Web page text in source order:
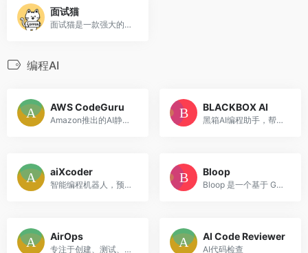
面试猫
面试猫是一款强大的AI面试助手，支持实时语音识别、图片识别、智能辅助回答、多语言面试。全平台适用，助你轻松拿Offer。
编程AI
AWS CodeGuru
Amazon推出的AI静态应用程序安全测试（SAST）工具
BLACKBOX AI
黑箱AI编程助手，帮助程序员更快地创建更优质的代码
aiXcoder
智能编程机器人，预测程序员的意图，并自动完成“下一段代码”，支持多种编程语言。
Bloop
Bloop 是一个基于 GPT-4 的代码搜索引擎，旨在帮助开发人员更高效地查找代码、标识符、路径和存储库。
AirOps
专注于创建、测试、部署和扩展 AI 应用程序的平台
AI Code Reviewer
AI代码检查